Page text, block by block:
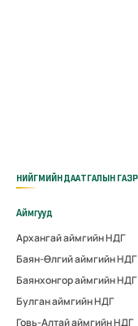
НИЙГМИЙН ДААТГАЛЫН
Аймгууд
Архангай аймгийн НДГ
Баян-Өлгий аймгийн НДГ
Баянхонгор аймгийн НДГ
Булган аймгийн НДГ
Говь-Алтай аймгийн НДГ